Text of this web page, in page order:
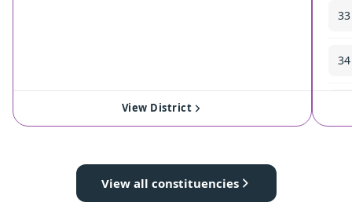
View District
33
34
View all constituencies